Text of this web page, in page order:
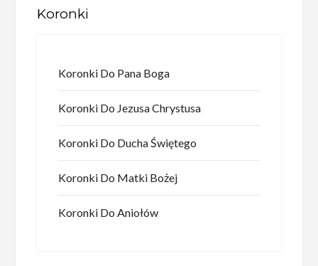
Koronki
Koronki Do Pana Boga
Koronki Do Jezusa Chrystusa
Koronki Do Ducha Świętego
Koronki Do Matki Bożej
Koronki Do Aniołów